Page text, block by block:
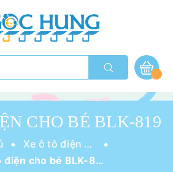
CHO BÉ BLK-819
Xe ô tô điện cho bé
Xe ô tô điện cho bé BLK-819